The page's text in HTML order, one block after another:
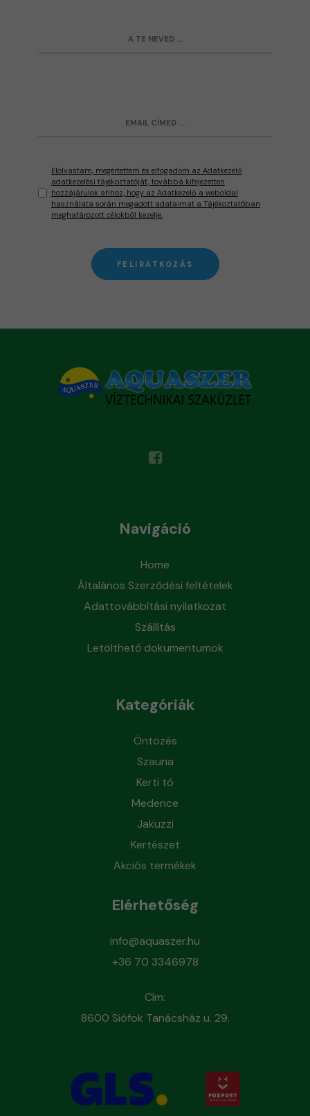
Elolvastam, megértettem és elfogadom az Adatkezelő
adatkezelési tájékoztatóját, továbbá kifejezetten
hozzájárulok ahhoz, hogy az Adatkezelő a weboldal
használata során megadott adataimat a Tájékoztatóban
meghatározott célokból kezelje.
FELIRATKOZÁS
Navigáció
Home
Általános Szerződési feltételek
Adattovábbítási nyilatkozat
Szállítás
Letölthető dokumentumok
Kategóriák
Öntözés
Szauna
Kerti tó
Medence
Jakuzzi
Kertészet
Akciós termékek
Elérhetőség
info@aquaszer.hu
+36 70 3346978
Cím:
8600 Siófok Tanácsház u. 29.